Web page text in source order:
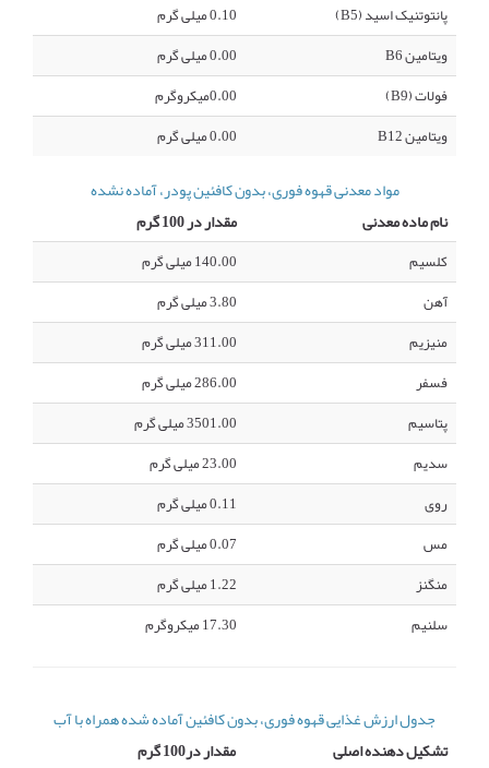
جدول ارزش غذایی قهوه فوری، بدون کافئین آماده شده همراه با آب
تشکیل دهنده اصلی
مقدار در100 گرم
پانتوتنیک اسید (B5)
0.10 میلی گرم
ویتامین B6
0.00 میلی گرم
فولات (B9)
0.00میکروگرم
ویتامین B12
0.00 میلی گرم
مواد معدنی قهوه فوری، بدون کافئین پودر، آماده نشده
نام ماده معدنی
مقدار در 100 گرم
کلسیم
140.00 میلی گرم
آهن
3.80 میلی گرم
منیزیم
311.00 میلی گرم
فسفر
286.00 میلی گرم
پتاسیم
3501.00 میلی گرم
سدیم
23.00 میلی گرم
روی
0.11 میلی گرم
مس
0.07 میلی گرم
منگنز
1.22 میلی گرم
سلنیم
17.30 میکروگرم